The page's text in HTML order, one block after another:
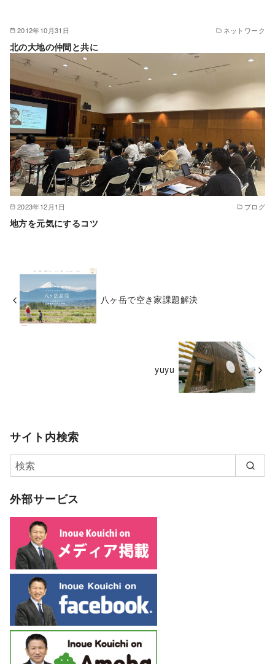
2012年10月31日 ネットワーク
北の大地の仲間と共に
2023年12月1日 ブログ
地方を元気にするコツ
八ヶ岳で空き家課題解決
yuyu
サイト内検索
外部サービス